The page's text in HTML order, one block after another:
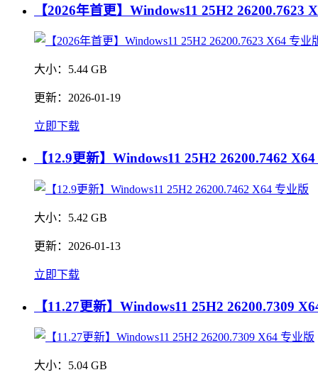
【2026年首更】Windows11 25H2 26200.7623
大小： 5.44 GB
更新： 2026-01-19
立即下载
【12.9更新】Windows11 25H2 26200.7462
大小： 5.42 GB
更新： 2026-01-13
立即下载
【11.27更新】Windows11 25H2 26200.7309
大小： 5.04 GB